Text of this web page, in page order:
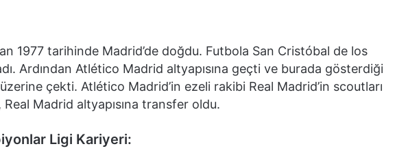
1977 tarihinde Madrid’de doğdu. Futbola San Cristóbal de los
Ardından Atlético Madrid altyapısına geçti ve burada gösterdiği
çekti. Atlético Madrid’in ezeli rakibi Real Madrid’in scoutları
Madrid altyapısına transfer oldu.
Ligi Kariyeri: